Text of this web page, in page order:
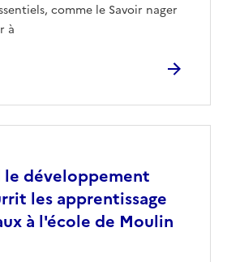
comme le Savoir nager
à
le développement
les apprentissage
à l'école de Moulin